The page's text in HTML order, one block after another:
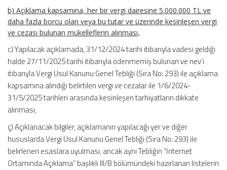
b) Açıklama kapsamına, her bir vergi dairesine 5.000.000 TL ve
daha fazla borcu olan veya bu tutar ve üzerinde kesinleşen vergi
ve cezası bulunan mükelleflerin alınması,
c) Yapılacak açıklamada, 31/12/2024 tarihi itibarıyla vadesi geldiği
halde 27/11/2025 tarihi itibarıyla ödenmemiş bulunan ve nev’i
itibarıyla Vergi Usul Kanunu Genel Tebliği (Sıra No: 293) ile açıklama
kapsamına alındığı belirtilen vergi ve cezalar ile 1/6/2024-
31/5/2025 tarihleri arasında kesinleşen tarhiyatların dikkate
alınması,
ç) Açıklanacak bilgiler, açıklamanın yapılacağı yer ve diğer
hususlarda Vergi Usul Kanunu Genel Tebliği (Sıra No: 293) ile
belirlenen esaslara uyulması, ancak aynı Tebliğin “İnternet
Ortamında Açıklama” başlıklı III/B bölümündeki hazırlanan listelerin